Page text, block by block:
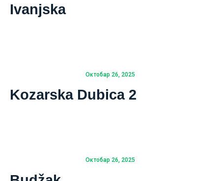
Ivanjska
Октобар 26, 2025
Kozarska Dubica 2
Октобар 26, 2025